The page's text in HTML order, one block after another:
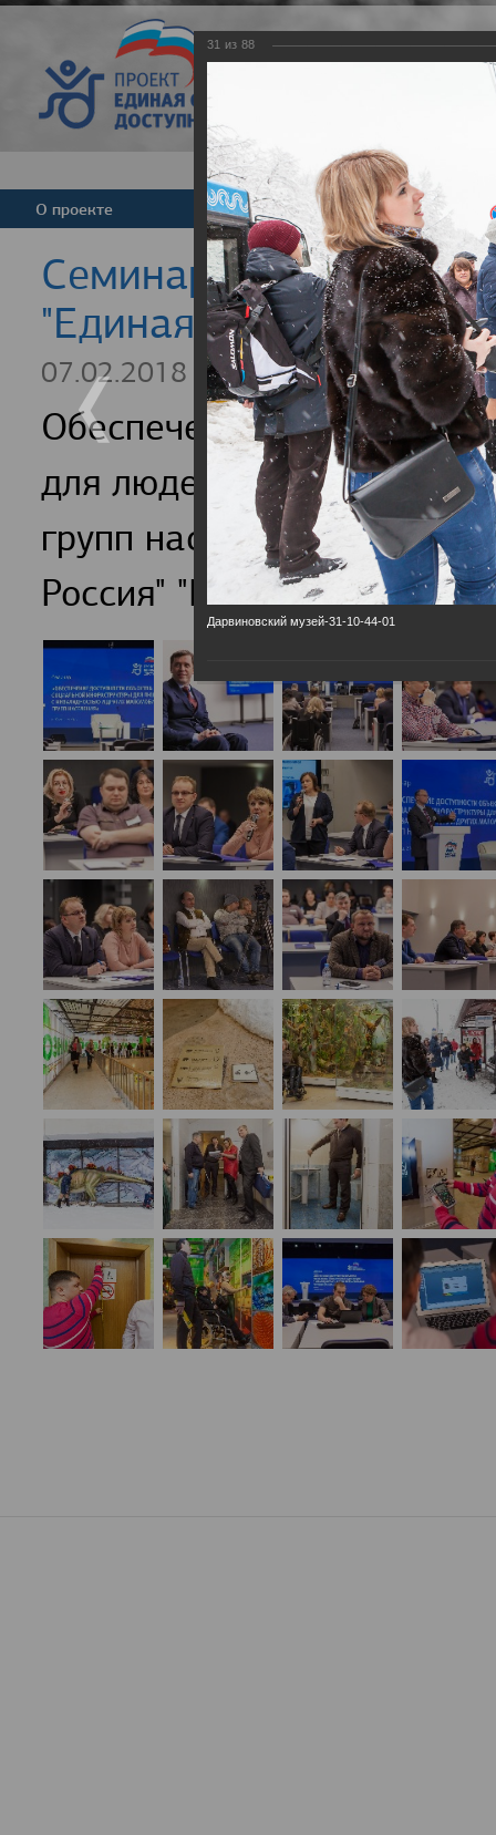
Версия для
О проекте Команда Новости
Cеминар для
"Единая страна -
07.02.2018
Обеспечение
для людей с
групп населения
Россия" "Единая страна-
31 из 88
Дарвиновский музей-31-10-44-01